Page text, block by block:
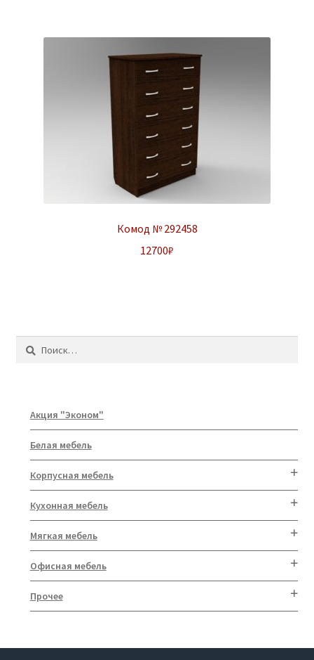
Комод № 292458
12700₽
Найти:
Акция "Эконом"
Белая мебель
Корпусная мебель
Кухонная мебель
Мягкая мебель
Офисная мебель
Прочее